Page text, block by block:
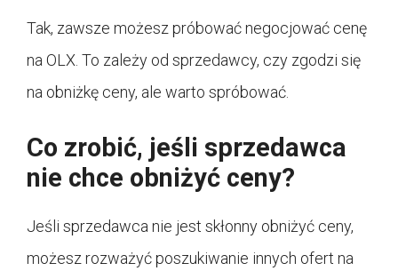
Tak, zawsze możesz próbować negocjować cenę
na OLX. To zależy od sprzedawcy, czy zgodzi się
na obniżkę ceny, ale warto spróbować.
Co zrobić, jeśli sprzedawca
nie chce obniżyć ceny?
Jeśli sprzedawca nie jest skłonny obniżyć ceny,
możesz rozważyć poszukiwanie innych ofert na